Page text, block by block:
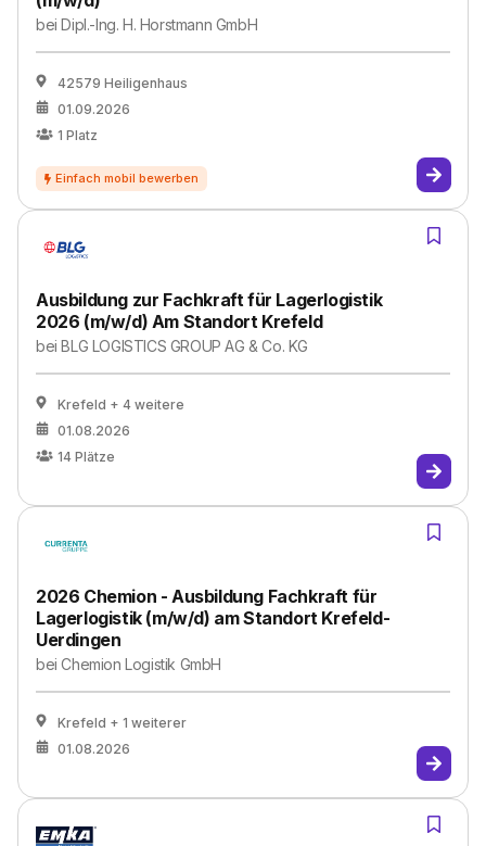
beiDipl.-Ing. H. Horstmann GmbH
42579 Heiligenhaus
01.09.2026
1 Platz
Ausbildung zur Fachkraft für Lagerlogistik
2026 (m/w/d) Am Standort Krefeld
beiBLG LOGISTICS GROUP AG & Co. KG
Krefeld + 4 weitere
01.08.2026
14 Plätze
2026 Chemion - Ausbildung Fachkraft für
Lagerlogistik (m/w/d) am Standort Krefeld-
Uerdingen
beiChemion Logistik GmbH
Krefeld + 1 weiterer
01.08.2026